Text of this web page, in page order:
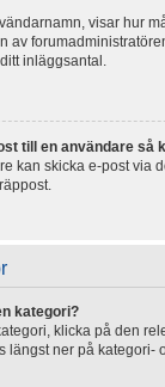
visar hur
av
inläggsantal.
till en användare så
kan skicka e-post via
kategori?
klicka på den
längst ner på